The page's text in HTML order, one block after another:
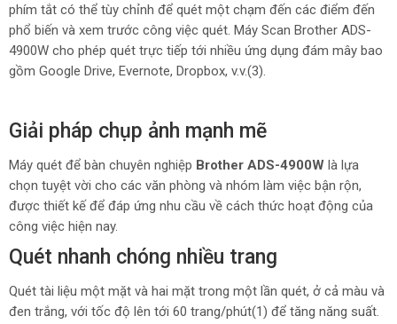
phím tắt có thể tùy chỉnh để quét một chạm đến các điểm đến
phổ biến và xem trước công việc quét. Máy Scan Brother ADS-
4900W cho phép quét trực tiếp tới nhiều ứng dụng đám mây bao
gồm Google Drive, Evernote, Dropbox, v.v.(3).
Giải pháp chụp ảnh mạnh mẽ
Máy quét để bàn chuyên nghiệp Brother ADS-4900W là lựa
chọn tuyệt vời cho các văn phòng và nhóm làm việc bận rộn,
được thiết kế để đáp ứng nhu cầu về cách thức hoạt động của
công việc hiện nay.
Quét nhanh chóng nhiều trang
Quét tài liệu một mặt và hai mặt trong một lần quét, ở cả màu và
đen trắng, với tốc độ lên tới 60 trang/phút(1) để tăng năng suất.